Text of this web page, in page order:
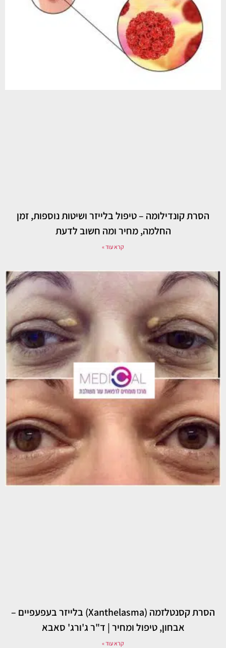
הסרת קונדילומה – טיפול בלייזר ושיטות נוספות, זמן
החלמה, מחיר ומה חשוב לדעת
קרא עוד »
הסרת קסנטלזמה (Xanthelasma) בלייזר בעפעפיים –
אבחון, טיפול ומחיר | ד"ר ג'ורג' סאבא
קרא עוד »